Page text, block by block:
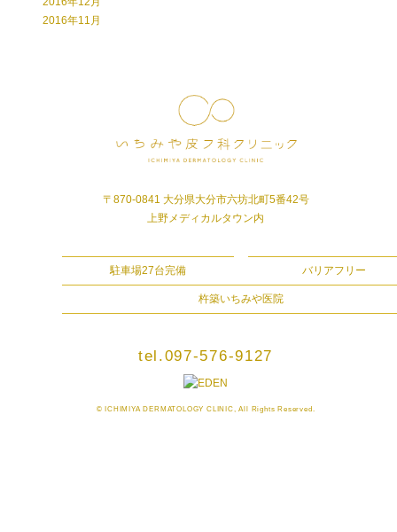
2016年11月
〒870-0841 大分県大分市六坊北町5番42号
上野メディカルタウン内
駐車場27台完備 バリアフリー
杵築いちみや医院
tel.097-576-9127
© ICHIMIYA DERMATOLOGY CLINIC, All Rights Reserved.